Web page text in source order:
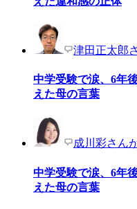
津田正太郎
中学受験で涙、6年
えた母の言葉
成川彩さん
中学受験で涙、6年
えた母の言葉